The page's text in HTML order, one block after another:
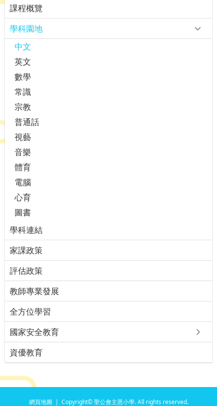
課程概覽
學科園地
中文
英文
數學
常識
宗教
普通話
視藝
音樂
體育
電腦
心育
圖書
學科連結
家課政策
評估政策
教師專業發展
全方位學習
國家安全教育
資優教育
網頁地圖 | Copyright© 聖公會主恩小學. All rights reserved.